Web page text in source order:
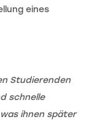
eines
Studierenden
schnelle
ihnen später